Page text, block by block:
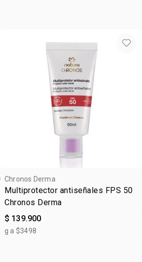
Chronos Derma
Multiprotector antiseñales FPS 50
Chronos Derma
$ 139.900
g a $3498